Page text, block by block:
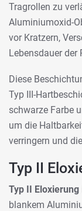
Tragrollen zu
Aluminiumoxid-
vor Kratzern,
Lebensdauer der
Diese
Typ III-
schwarze Farbe
um die
verringern und
Typ II
Typ II Eloxierung
blankem